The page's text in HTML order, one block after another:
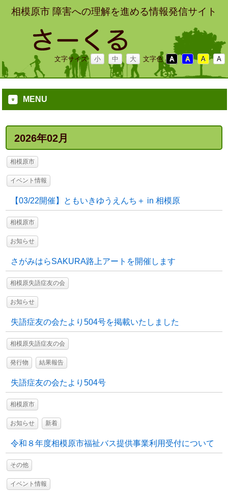
相模原市 障害への理解を進める情報発信サイト
文字サイズ 小 中 大 文字色 A A A A
MENU
2026年02月
相模原市
イベント情報
【03/22開催】ともいきゆうえんち＋ in 相模原
相模原市
お知らせ
さがみはらSAKURA路上アートを開催します
相模原失語症友の会
お知らせ
失語症友の会たより504号を掲載いたしました
相模原失語症友の会
発行物 結果報告
失語症友の会たより504号
相模原市
お知らせ 新着
令和８年度相模原市福祉バス提供事業利用受付について
その他
イベント情報